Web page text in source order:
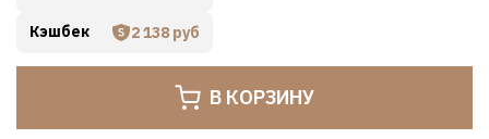
Кэшбек 2 138 руб
В КОРЗИНУ